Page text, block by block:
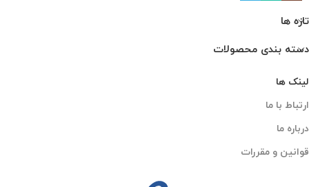
تازه ها
دسته بندی محصولات
لینک ها
ارتباط با ما
درباره ما
قوانین و مقررات